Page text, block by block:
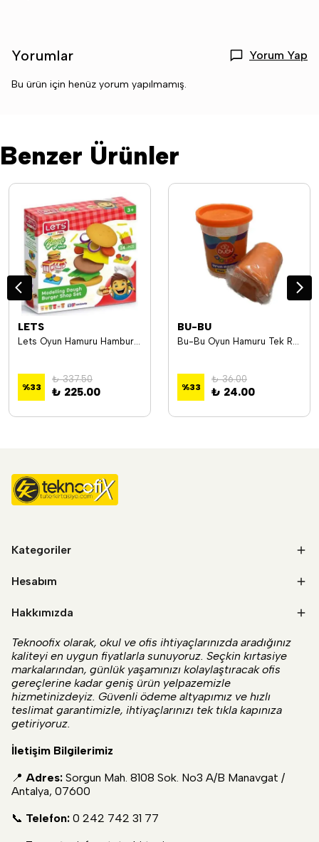
Yorumlar Yorum Yap
Bu ürün için henüz yorum yapılmamış.
Benzer Ürünler
LETS
Lets Oyun Hamuru Hamburger Seti L9003
%33
₺ 337.50
₺ 225.00
BU-BU
Bu-Bu Oyun Hamuru Tek Renk Turuncu BUBU-OH0025 125 GR
%33
₺ 36.00
₺ 24.00
Kategoriler
Hesabım
Hakkımızda
Teknoofix olarak, okul ve ofis ihtiyaçlarınızda aradığınız
kaliteyi en uygun fiyatlarla sunuyoruz. Seçkin kırtasiye
markalarından, günlük yaşamınızı kolaylaştıracak ofis
gereçlerine kadar geniş ürün yelpazemizle
hizmetinizdeyiz. Güvenli ödeme altyapımız ve hızlı
teslimat garantimizle, ihtiyaçlarınızı tek tıkla kapınıza
getiriyoruz.
İletişim Bilgilerimiz
📍 Adres: Sorgun Mah. 8108 Sok. No3 A/B Manavgat /
Antalya, 07600
📞 Telefon: 0 242 742 31 77